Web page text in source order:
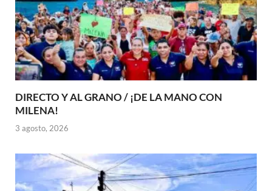
DIRECTO Y AL GRANO / ¡DE LA MANO CON
MILENA!
3 agosto, 2026